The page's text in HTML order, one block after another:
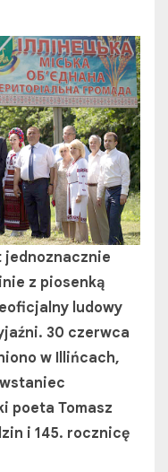
jednoznacznie
z piosenką
ludowy
30 czerwca
w Illińcach,
poeta Tomasz
i 145. rocznicę